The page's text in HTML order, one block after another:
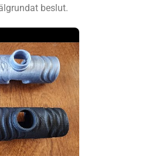
beslut.